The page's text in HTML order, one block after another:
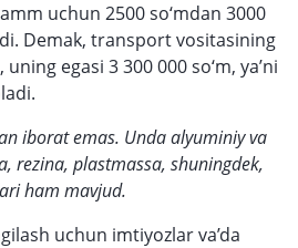
uchun 2500 so‘mdan 3000
Demak, transport vositasining
uning egasi 3 300 000 so‘m, ya’ni
iborat emas. Unda alyuminiy va
rezina, plastmassa, shuningdek,
ham mavjud.
uchun imtiyozlar va’da